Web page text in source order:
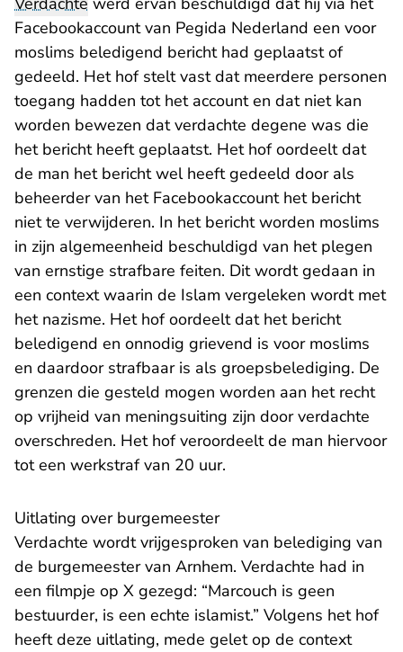
Facebookaccount van Pegida Nederland een voor
moslims beledigend bericht had geplaatst of
gedeeld. Het hof stelt vast dat meerdere personen
toegang hadden tot het account en dat niet kan
worden bewezen dat verdachte degene was die
het bericht heeft geplaatst. Het hof oordeelt dat
de man het bericht wel heeft gedeeld door als
beheerder van het Facebookaccount het bericht
niet te verwijderen. In het bericht worden moslims
in zijn algemeenheid beschuldigd van het plegen
van ernstige strafbare feiten. Dit wordt gedaan in
een context waarin de Islam vergeleken wordt met
het nazisme. Het hof oordeelt dat het bericht
beledigend en onnodig grievend is voor moslims
en daardoor strafbaar is als groepsbelediging. De
grenzen die gesteld mogen worden aan het recht
op vrijheid van meningsuiting zijn door verdachte
overschreden. Het hof veroordeelt de man hiervoor
tot een werkstraf van 20 uur.
Uitlating over burgemeester
Verdachte wordt vrijgesproken van belediging van
de burgemeester van Arnhem. Verdachte had in
een filmpje op X gezegd: “Marcouch is geen
bestuurder, is een echte islamist.” Volgens het hof
heeft deze uitlating, mede gelet op de context